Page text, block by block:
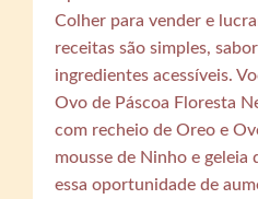
Colher para vender e
receitas são simples,
ingredientes acessíveis.
Ovo de Páscoa Floresta
com recheio de Oreo e
mousse de Ninho e geleia
essa oportunidade de